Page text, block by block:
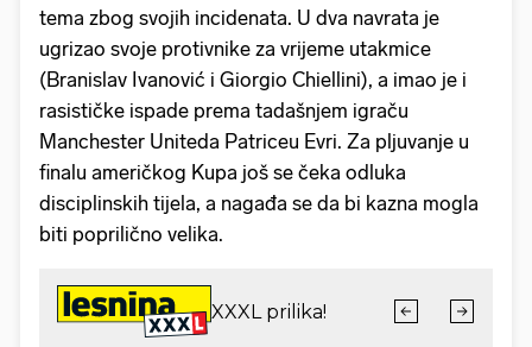
tema zbog svojih incidenata. U dva navrata je
ugrizao svoje protivnike za vrijeme utakmice
(Branislav Ivanović i Giorgio Chiellini), a imao je i
rasističke ispade prema tadašnjem igraču
Manchester Uniteda Patriceu Evri. Za pljuvanje u
finalu američkog Kupa još se čeka odluka
disciplinskih tijela, a nagađa se da bi kazna mogla
biti poprilično velika.